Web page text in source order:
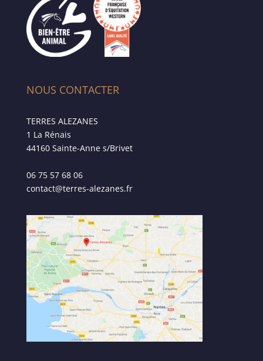
NOUS CONTACTER
TERRES ALEZANES
1 La Rénais
44160 Sainte-Anne s/Brivet
06 75 57 68 06
contact@terres-alezanes.fr